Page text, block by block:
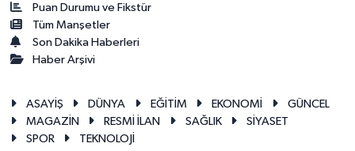
Puan Durumu ve Fikstür
Tüm Manşetler
Son Dakika Haberleri
Haber Arşivi
ASAYİŞ DÜNYA EĞİTİM EKONOMİ
GÜNCEL
MAGAZİN
RESMİ İLAN SAĞLIK
SİYASET
SPOR
TEKNOLOJİ